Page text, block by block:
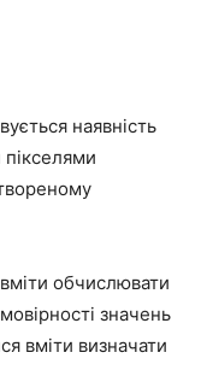
наявність
пікселями
обчислювати
значень
вміти визначати